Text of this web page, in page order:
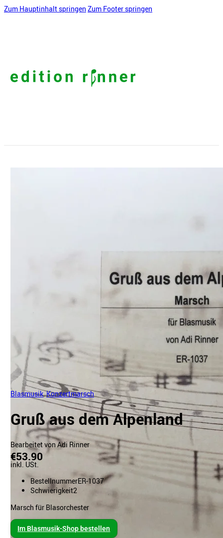
Zum Hauptinhalt springen Zum Footer springen
Blasmusik,Konzertmarsch
Gruß aus dem Alpenland
Bearbeitet von Adi Rinner
€53.90
inkl. USt.
BestellnummerER-1037
Schwierigkeit2
Marsch für Blasorchester
Im Blasmusik-Shop bestellen